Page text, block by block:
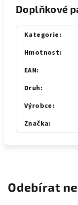
Doplňkové
Kategorie:
Hmotnost:
EAN:
Druh:
Výrobce:
Značka:
Odebírat